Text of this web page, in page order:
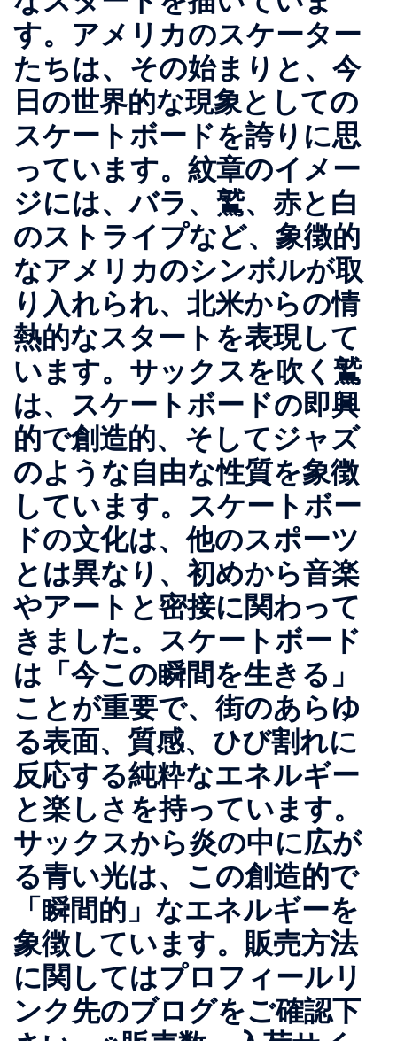
す。アメリカのスケーター
たちは、その始まりと、今
日の世界的な現象としての
スケートボードを誇りに思
っています。紋章のイメー
ジには、バラ、鷲、赤と白
のストライプなど、象徴的
なアメリカのシンボルが取
り入れられ、北米からの情
熱的なスタートを表現して
います。サックスを吹く鷲
は、スケートボードの即興
的で創造的、そしてジャズ
のような自由な性質を象徴
しています。スケートボー
ドの文化は、他のスポーツ
とは異なり、初めから音楽
やアートと密接に関わって
きました。スケートボード
は「今この瞬間を生きる」
ことが重要で、街のあらゆ
る表面、質感、ひび割れに
反応する純粋なエネルギー
と楽しさを持っています。
サックスから炎の中に広が
る青い光は、この創造的で
「瞬間的」なエネルギーを
象徴しています。販売方法
に関してはプロフィールリ
ンク先のブログをご確認下